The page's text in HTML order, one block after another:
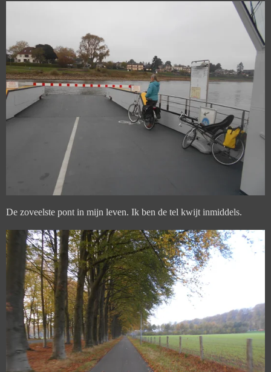
De zoveelste pont in mijn leven. Ik ben de tel kwijt inmiddels.